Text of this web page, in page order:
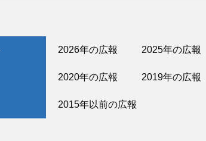
2026年の広報 2025年の広報
2020年の広報 2019年の広報
2015年以前の広報